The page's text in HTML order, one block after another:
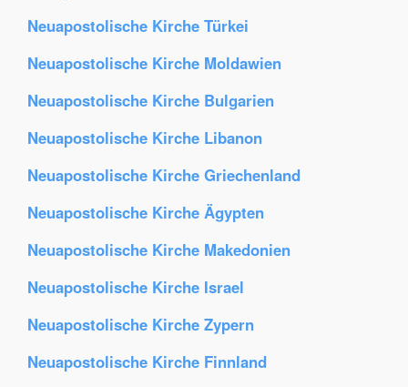
Neuapostolische Kirche Türkei
Neuapostolische Kirche Moldawien
Neuapostolische Kirche Bulgarien
Neuapostolische Kirche Libanon
Neuapostolische Kirche Griechenland
Neuapostolische Kirche Ägypten
Neuapostolische Kirche Makedonien
Neuapostolische Kirche Israel
Neuapostolische Kirche Zypern
Neuapostolische Kirche Finnland